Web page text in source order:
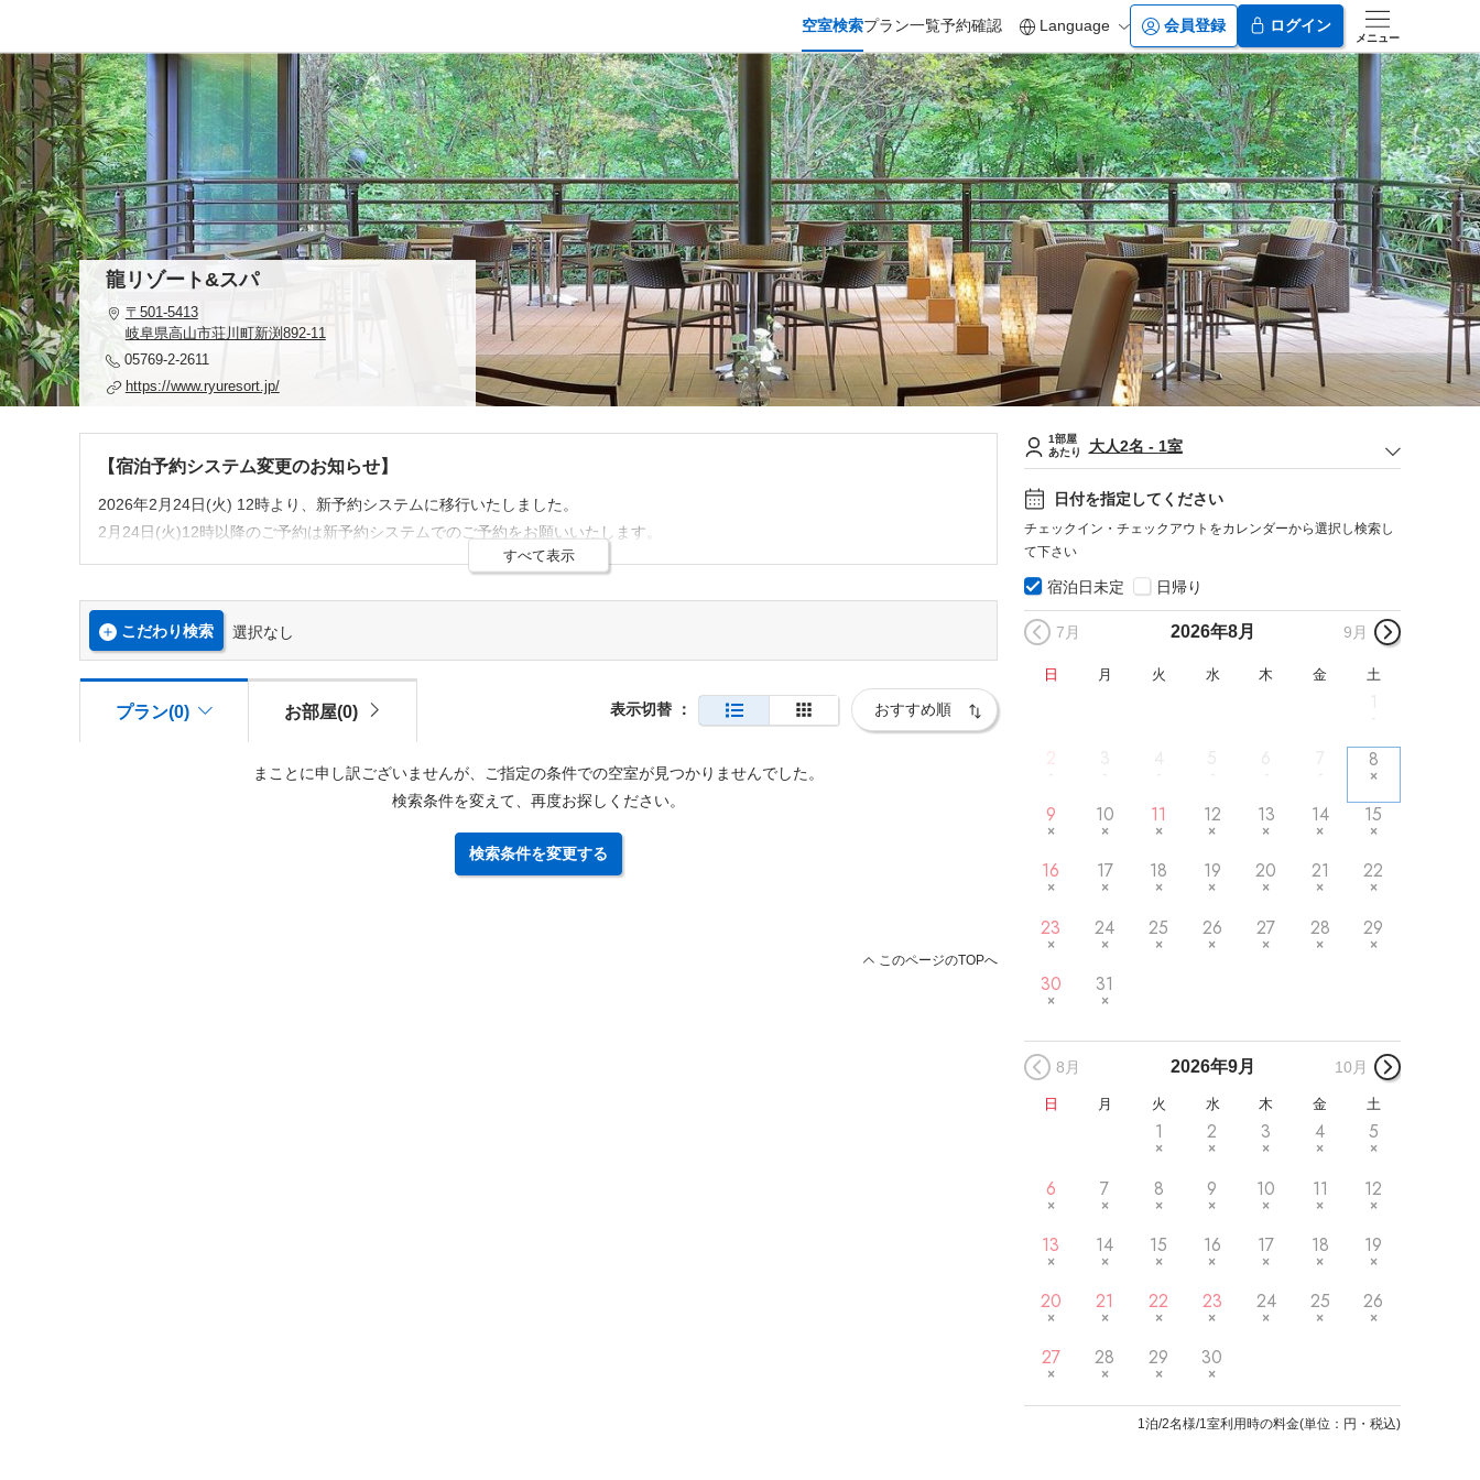
空室検索プラン一覧予約確認 Language 会員登録 ログイン
メニュー
龍リゾート&スパ
〒501-5413
岐阜県高山市荘川町新渕892-11
05769-2-2611
https://www.ryuresort.jp/
【宿泊予約システム変更のお知らせ】
2026年2月24日(火) 12時より、新予約システムに移行いたしました。
2月24日(火)12時以降のご予約は新予約システムでのご予約をお願いいたします。
※旧システムにてご登録済のお客様の登録情報は新システムに引継ぎが行われませんので、お手数をおかけしますが新システム
※旧予約システムにて会員登録されていたお客様につきましては、新システムで再度ご登録いただく必要がございますが、 ホ
テル側ではリピーターのお客様を把握しておりますので、これまで通りリピーター割引を適用いたします。
すべて表示
こだわり検索 選択なし
表示切替 ：
プラン(0) お部屋(0)
まことに申し訳ございませんが、ご指定の条件での空室が見つかりませんでした。
検索条件を変えて、再度お探しください。
検索条件を変更する
このページのTOPへ
1部屋
あたり
大人2名 - 1室
日付を指定してください
チェックイン・チェックアウトをカレンダーから選択し検索し
て下さい
宿泊日未定 日帰り
7月 2026年8月 9月
日 月 火 水 木 金 土
2 8
9 10 11 12 13 14 15
16 17 18 19 20 21 22
23 24 25 26 27 28 29
30 31
2026年9月
8月 10月
日 月 火 水 木 金 土
1 2 3 4 5
6 7 8 9 10 11 12
13 14 15 16 17 18 19
20 21 22 23 24 25 26
27 28 29 30
1泊/2名様/1室利用時の料金(単位：円・税込)